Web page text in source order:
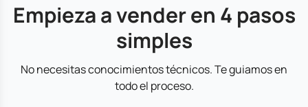
Empieza a vender en 4 pasos
simples
No necesitas conocimientos técnicos. Te guiamos en
todo el proceso.